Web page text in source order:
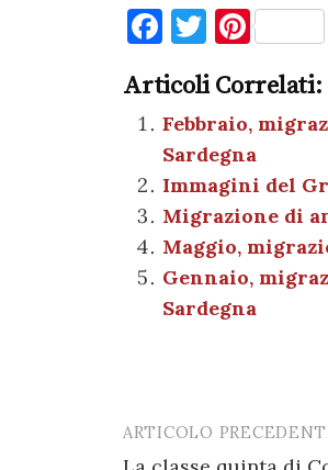
F
c
e
b
o
o
k
T
it
te
r
Pi
er
es
t
Articoli Correlati:
Febbraio,
Sardegna
Immagini del
Migrazione di
Maggio,
Gennaio,
Sardegna
Post
ARTICOLO